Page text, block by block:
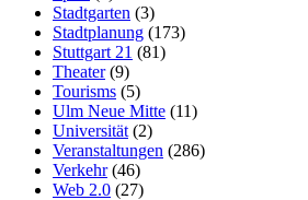
Stadtgarten (3)
Stadtplanung (173)
Stuttgart 21 (81)
Theater(9)
Tourisms (5)
Ulm Neue Mitte (11)
Universität (2)
Veranstaltungen (286)
Verkehr(46)
Web 2.0 (27)